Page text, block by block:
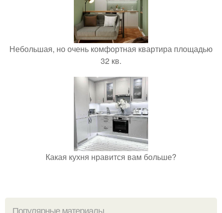
Небольшая, но очень комфортная квартира площадью
32 кв.
Какая кухня нравится вам больше?